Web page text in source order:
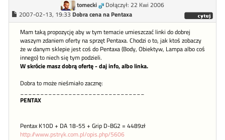
tomecki
Dołączył: 22 Kwi 2006
2007-02-13, 19:33 Dobra cena na Pentaxa
Mam taką propozycję aby w tym temacie umieszczać linki do dobrej
waszym zdaniem oferty na sprzęt Pentaxa. Chodzi o to, jak ktoś zobaczy
że w danym sklepie jest coś do Pentaxa (Body, Obiektyw, Lampa albo coś
innego) to niech się tym podzieli.
W skrócie masz dobrą ofertę - daj info, albo linka.
Dobra to może nieśmiało zacznę:
PENTAX
Pentax K10D + DA 18-55 + Grip D-BG2 = 4489zł
http://www.pstryk.com.pl/opis.php/5606